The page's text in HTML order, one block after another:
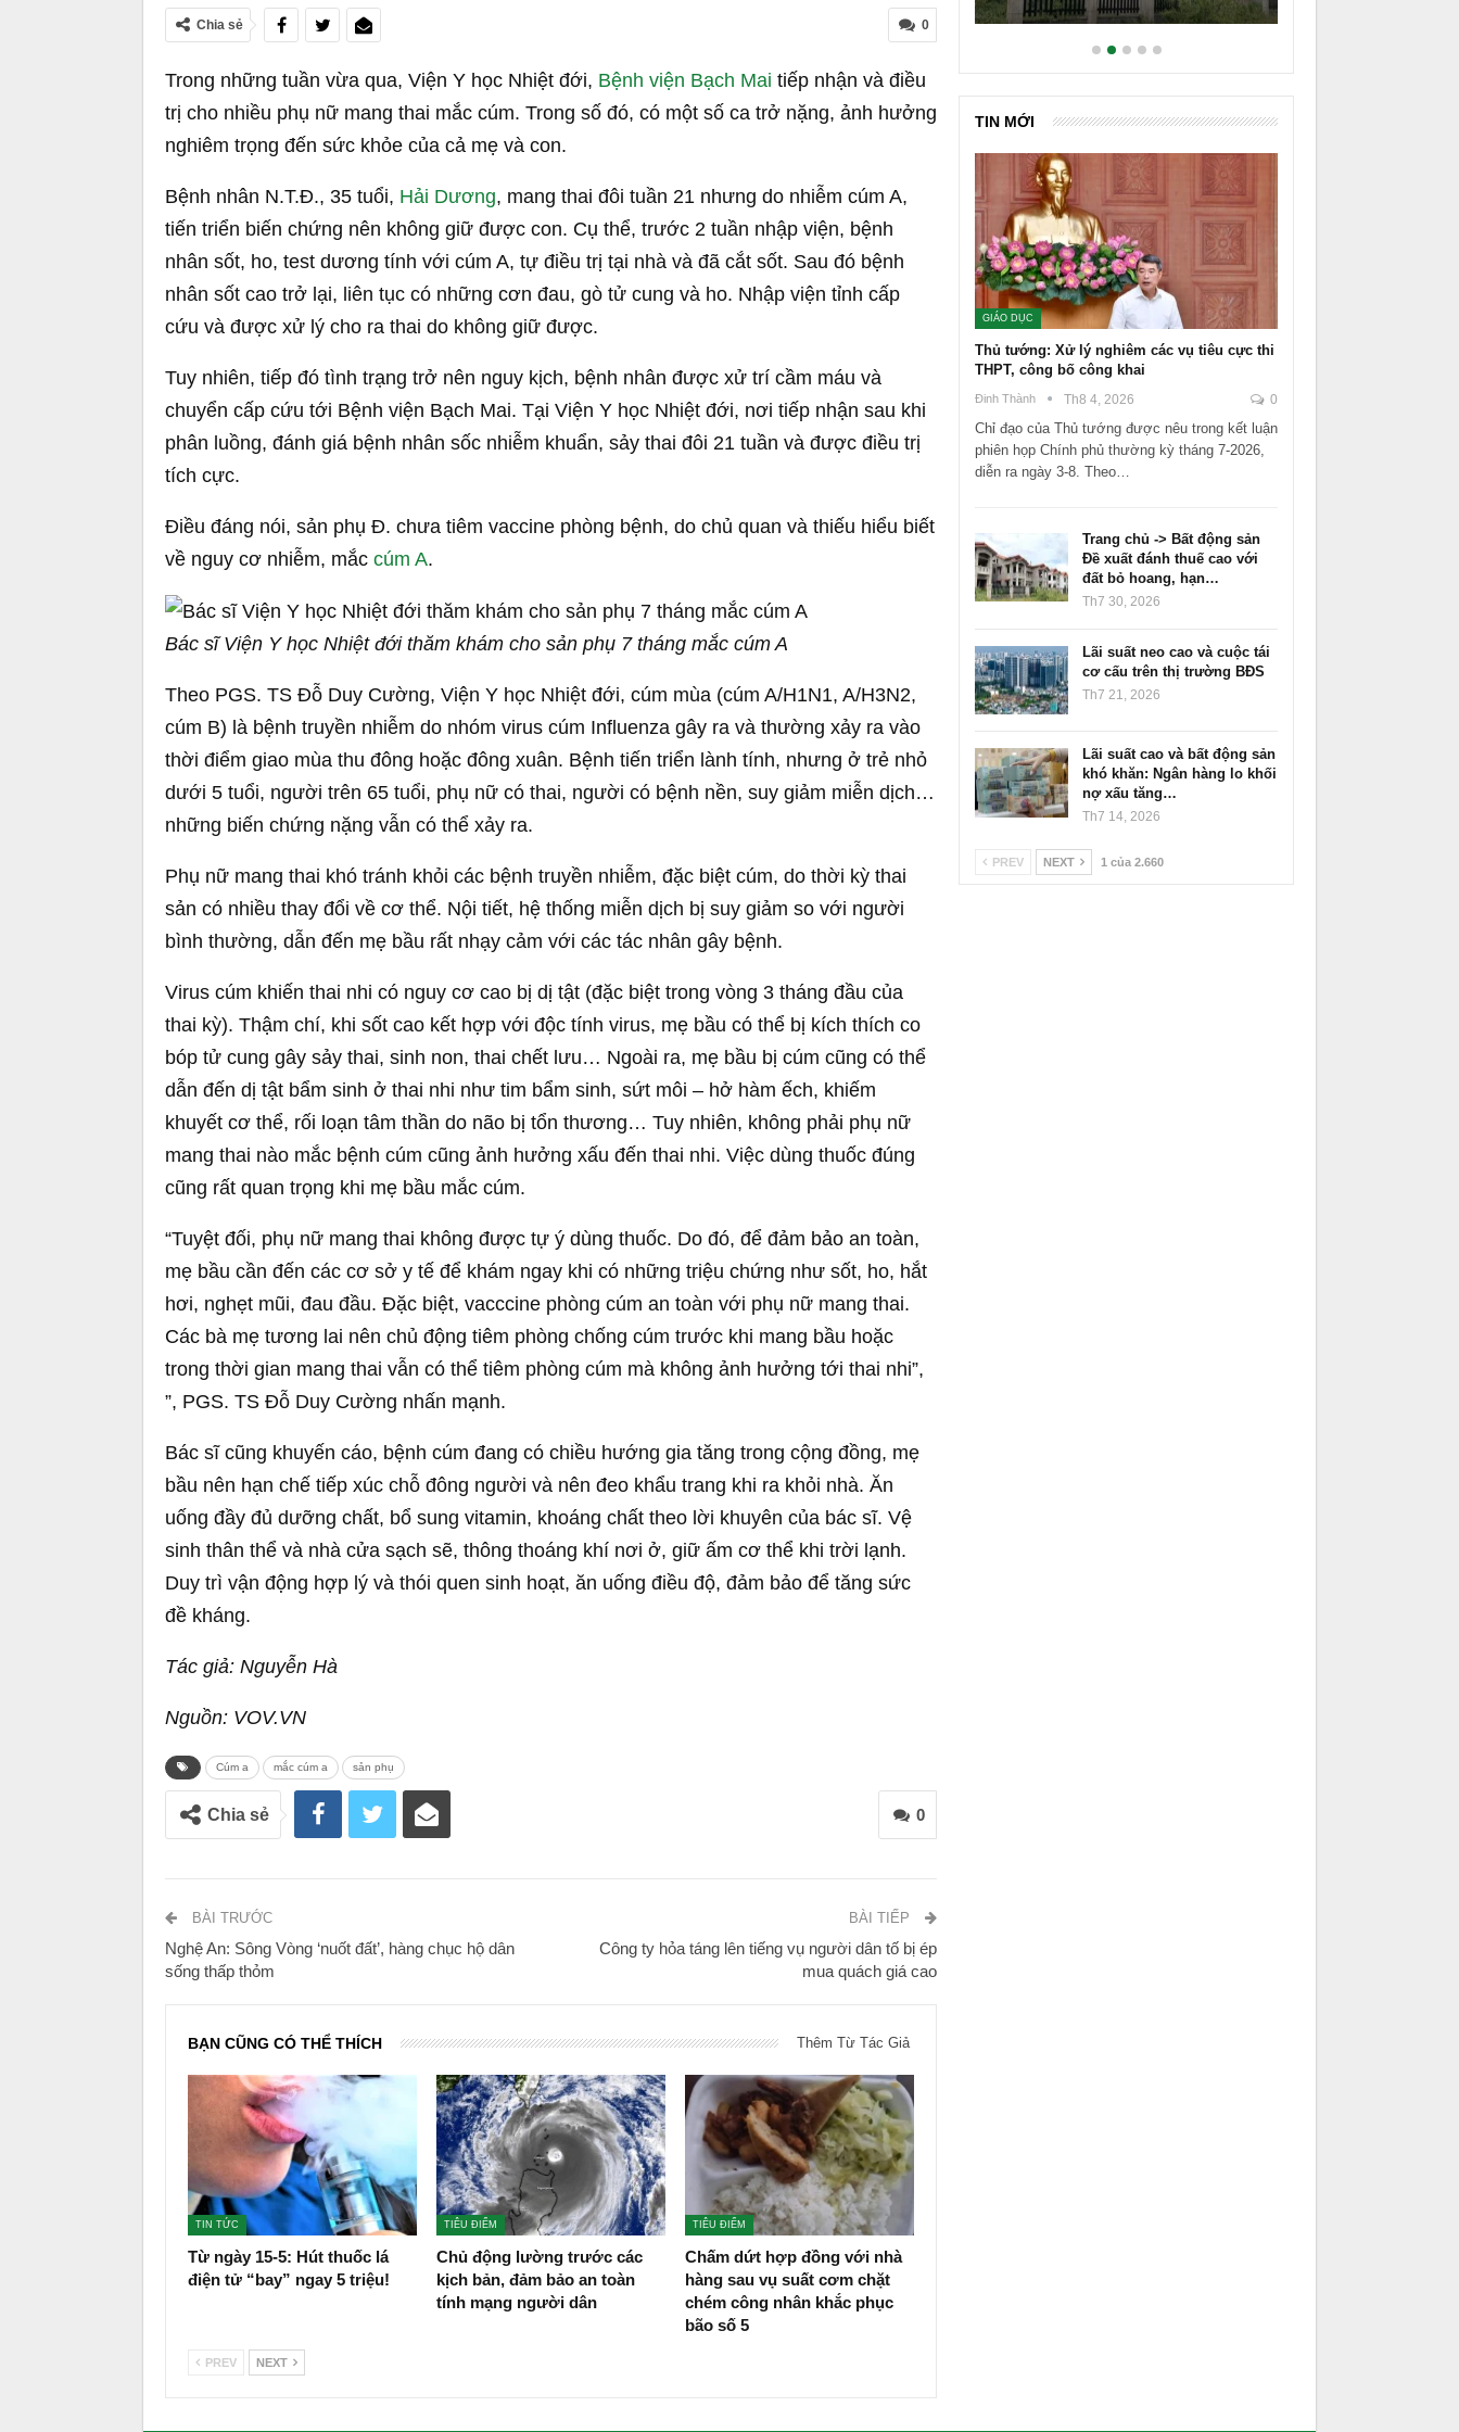
0
Chia sẻ
Trong những tuần vừa qua, Viện Y học Nhiệt đới, Bệnh viện Bạch Mai tiếp nhận và điều
trị cho nhiều phụ nữ mang thai mắc cúm. Trong số đó, có một số ca trở nặng, ảnh hưởng
nghiêm trọng đến sức khỏe của cả mẹ và con.
Bệnh nhân N.T.Đ., 35 tuổi, Hải Dương, mang thai đôi tuần 21 nhưng do nhiễm cúm A,
tiến triển biến chứng nên không giữ được con. Cụ thể, trước 2 tuần nhập viện, bệnh
nhân sốt, ho, test dương tính với cúm A, tự điều trị tại nhà và đã cắt sốt. Sau đó bệnh
nhân sốt cao trở lại, liên tục có những cơn đau, gò tử cung và ho. Nhập viện tỉnh cấp
cứu và được xử lý cho ra thai do không giữ được.
Tuy nhiên, tiếp đó tình trạng trở nên nguy kịch, bệnh nhân được xử trí cầm máu và
chuyển cấp cứu tới Bệnh viện Bạch Mai. Tại Viện Y học Nhiệt đới, nơi tiếp nhận sau khi
phân luồng, đánh giá bệnh nhân sốc nhiễm khuẩn, sảy thai đôi 21 tuần và được điều trị
tích cực.
Điều đáng nói, sản phụ Đ. chưa tiêm vaccine phòng bệnh, do chủ quan và thiếu hiểu biết
về nguy cơ nhiễm, mắc cúm A.
Bác sĩ Viện Y học Nhiệt đới thăm khám cho sản phụ 7 tháng mắc cúm A
Theo PGS. TS Đỗ Duy Cường, Viện Y học Nhiệt đới, cúm mùa (cúm A/H1N1, A/H3N2,
cúm B) là bệnh truyền nhiễm do nhóm virus cúm Influenza gây ra và thường xảy ra vào
thời điểm giao mùa thu đông hoặc đông xuân. Bệnh tiến triển lành tính, nhưng ở trẻ nhỏ
dưới 5 tuổi, người trên 65 tuổi, phụ nữ có thai, người có bệnh nền, suy giảm miễn dịch…
những biến chứng nặng vẫn có thể xảy ra.
Phụ nữ mang thai khó tránh khỏi các bệnh truyền nhiễm, đặc biệt cúm, do thời kỳ thai
sản có nhiều thay đổi về cơ thể. Nội tiết, hệ thống miễn dịch bị suy giảm so với người
bình thường, dẫn đến mẹ bầu rất nhạy cảm với các tác nhân gây bệnh.
Virus cúm khiến thai nhi có nguy cơ cao bị dị tật (đặc biệt trong vòng 3 tháng đầu của
thai kỳ). Thậm chí, khi sốt cao kết hợp với độc tính virus, mẹ bầu có thể bị kích thích co
bóp tử cung gây sảy thai, sinh non, thai chết lưu… Ngoài ra, mẹ bầu bị cúm cũng có thể
dẫn đến dị tật bẩm sinh ở thai nhi như tim bẩm sinh, sứt môi – hở hàm ếch, khiếm
khuyết cơ thể, rối loạn tâm thần do não bị tổn thương… Tuy nhiên, không phải phụ nữ
mang thai nào mắc bệnh cúm cũng ảnh hưởng xấu đến thai nhi. Việc dùng thuốc đúng
cũng rất quan trọng khi mẹ bầu mắc cúm.
“Tuyệt đối, phụ nữ mang thai không được tự ý dùng thuốc. Do đó, để đảm bảo an toàn,
mẹ bầu cần đến các cơ sở y tế để khám ngay khi có những triệu chứng như sốt, ho, hắt
hơi, nghẹt mũi, đau đầu. Đặc biệt, vacccine phòng cúm an toàn với phụ nữ mang thai.
Các bà mẹ tương lai nên chủ động tiêm phòng chống cúm trước khi mang bầu hoặc
trong thời gian mang thai vẫn có thể tiêm phòng cúm mà không ảnh hưởng tới thai nhi”,
”, PGS. TS Đỗ Duy Cường nhấn mạnh.
Bác sĩ cũng khuyến cáo, bệnh cúm đang có chiều hướng gia tăng trong cộng đồng, mẹ
bầu nên hạn chế tiếp xúc chỗ đông người và nên đeo khẩu trang khi ra khỏi nhà. Ăn
uống đầy đủ dưỡng chất, bổ sung vitamin, khoáng chất theo lời khuyên của bác sĩ. Vệ
sinh thân thể và nhà cửa sạch sẽ, thông thoáng khí nơi ở, giữ ấm cơ thể khi trời lạnh.
Duy trì vận động hợp lý và thói quen sinh hoạt, ăn uống điều độ, đảm bảo để tăng sức
đề kháng.
Tác giả: Nguyễn Hà
Nguồn: VOV.VN
Cúm a mắc cúm a sản phụ
0
Chia sẻ
BÀI TRƯỚC
Nghệ An: Sông Vòng ‘nuốt đất’, hàng chục hộ dân
sống thấp thỏm
BÀI TIẾP
Công ty hỏa táng lên tiếng vụ người dân tố bị ép
mua quách giá cao
BẠN CŨNG CÓ THỂ THÍCH Thêm Từ Tác Giả
TIN TỨC
Từ ngày 15-5: Hút thuốc lá
điện tử “bay” ngay 5 triệu!
TIÊU ĐIỂM
Chủ động lường trước các
kịch bản, đảm bảo an toàn
tính mạng người dân
TIÊU ĐIỂM
Chấm dứt hợp đồng với nhà
hàng sau vụ suất cơm chặt
chém công nhân khắc phục
bão số 5
PREV NEXT
TIN MỚI
GIÁO DỤC
Thủ tướng: Xử lý nghiêm các vụ tiêu cực thi
THPT, công bố công khai
Đinh Thành Th8 4, 2026 0
Chỉ đạo của Thủ tướng được nêu trong kết luận
phiên họp Chính phủ thường kỳ tháng 7-2026,
diễn ra ngày 3-8. Theo…
Trang chủ -> Bất động sản
Đề xuất đánh thuế cao với
đất bỏ hoang, hạn…
Th7 30, 2026
Lãi suất neo cao và cuộc tái
cơ cấu trên thị trường BĐS
Th7 21, 2026
Lãi suất cao và bất động sản
khó khăn: Ngân hàng lo khối
nợ xấu tăng…
Th7 14, 2026
PREV NEXT 1 của 2.660